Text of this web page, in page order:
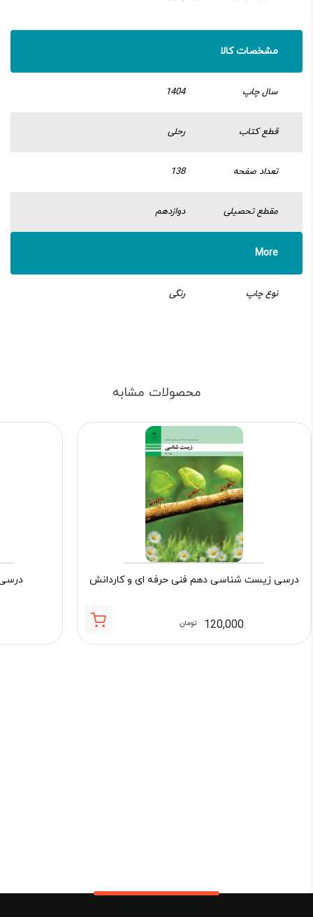
مشخصات کالا
سال چاپ 1404
قطع کتاب رحلی
تعداد صفحه 138
مقطع تحصیلی دوازدهم
More
نوع چاپ رنگی
محصولات مشابه
درسی زیست شناسی دهم فنی حرفه ای و کاردانش
120,000 تومان